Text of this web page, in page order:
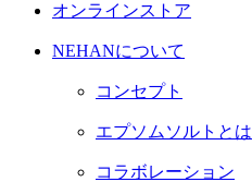
オンラインストア
NEHANについて
コンセプト
エプソムソルトとは
コラボレーション